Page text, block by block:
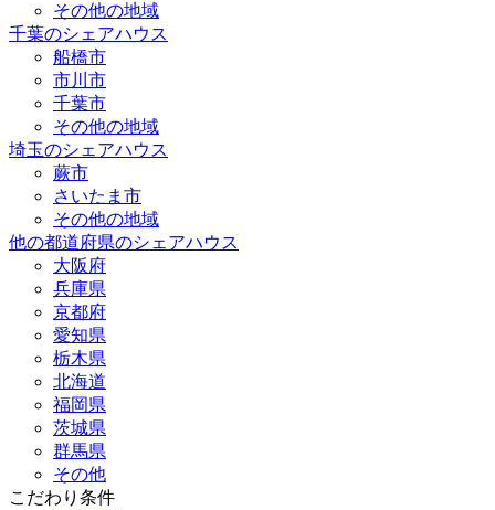
その他の地域
千葉のシェアハウス
船橋市
市川市
千葉市
その他の地域
埼玉のシェアハウス
蕨市
さいたま市
その他の地域
他の都道府県のシェアハウス
大阪府
兵庫県
京都府
愛知県
栃木県
北海道
福岡県
茨城県
群馬県
その他
こだわり条件